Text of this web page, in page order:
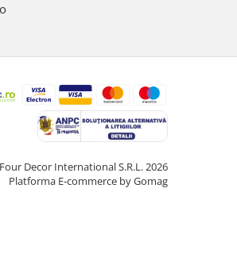
Decor International S.R.L. 2026
Platforma E-commerce by Gomag